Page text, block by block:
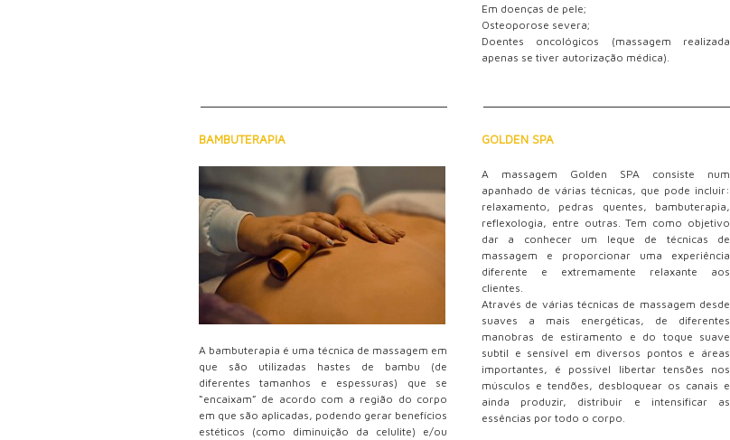
Em doenças de pele;
Osteoporose severa;
Doentes oncológicos (massagem realizada
apenas se tiver autorização médica).
BAMBUTERAPIA
A bambuterapia é uma técnica de massagem em
que são utilizadas hastes de bambu (de
diferentes tamanhos e espessuras) que se
“encaixam” de acordo com a região do corpo
em que são aplicadas, podendo gerar benefícios
estéticos (como diminuição da celulite) e/ou
GOLDEN SPA
A massagem Golden SPA consiste num
apanhado de várias técnicas, que pode incluir:
relaxamento, pedras quentes, bambuterapia,
reflexologia, entre outras. Tem como objetivo
dar a conhecer um leque de técnicas de
massagem e proporcionar uma experiência
diferente e extremamente relaxante aos
clientes.
Através de várias técnicas de massagem desde
suaves a mais energéticas, de diferentes
manobras de estiramento e do toque suave
subtil e sensível em diversos pontos e áreas
importantes, é possível libertar tensões nos
músculos e tendões, desbloquear os canais e
ainda produzir, distribuir e intensificar as
essências por todo o corpo.